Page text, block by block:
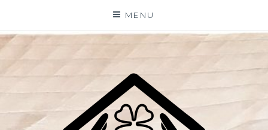
content
MENU